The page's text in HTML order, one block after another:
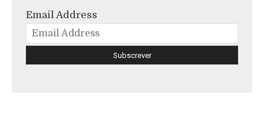
Email Address